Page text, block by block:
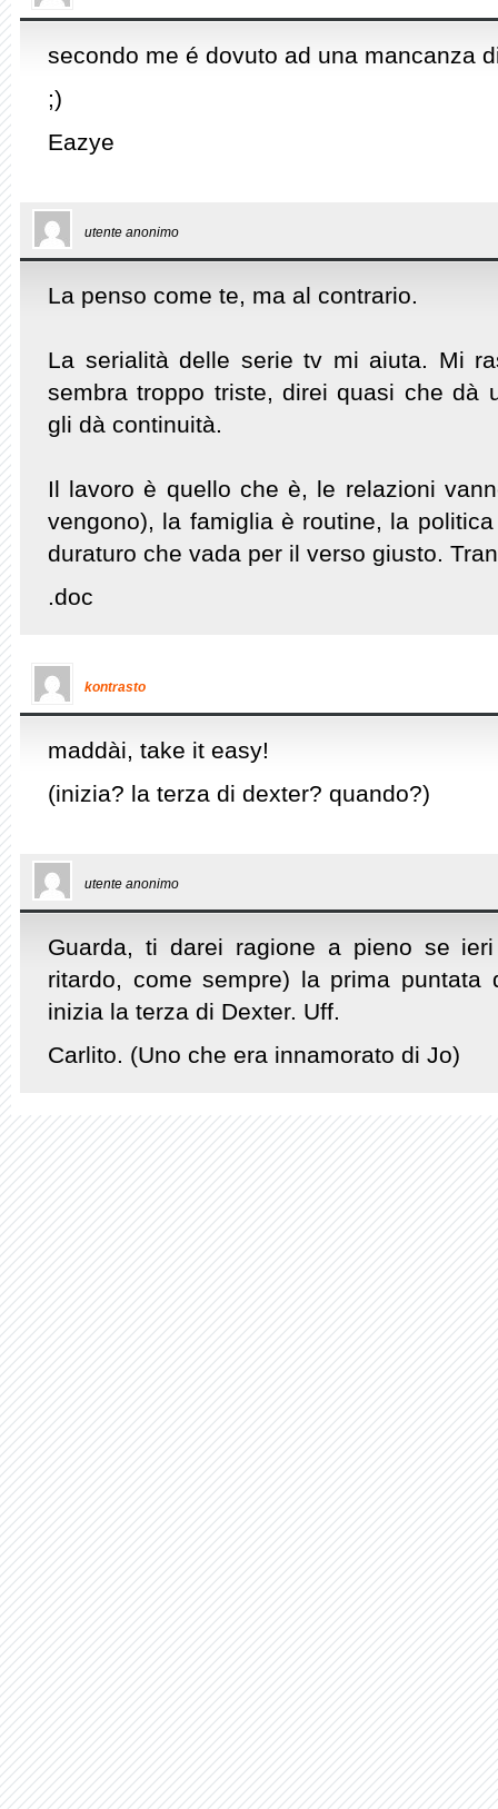
secondo me é dovuto ad una mancanza
;)
Eazye
utente anonimo
La penso come te, ma al contrario.
La serialità delle serie tv mi aiuta. Mi
sembra troppo triste, direi quasi che dà
gli dà continuità.
Il lavoro è quello che è, le relazioni
vengono), la famiglia è routine, la
duraturo che vada per il verso giusto.
.doc
kontrasto
maddài, take it easy!
(inizia? la terza di dexter? quando?)
utente anonimo
Guarda, ti darei ragione a pieno se
ritardo, come sempre) la prima puntata
inizia la terza di Dexter. Uff.
Carlito. (Uno che era innamorato di Jo)